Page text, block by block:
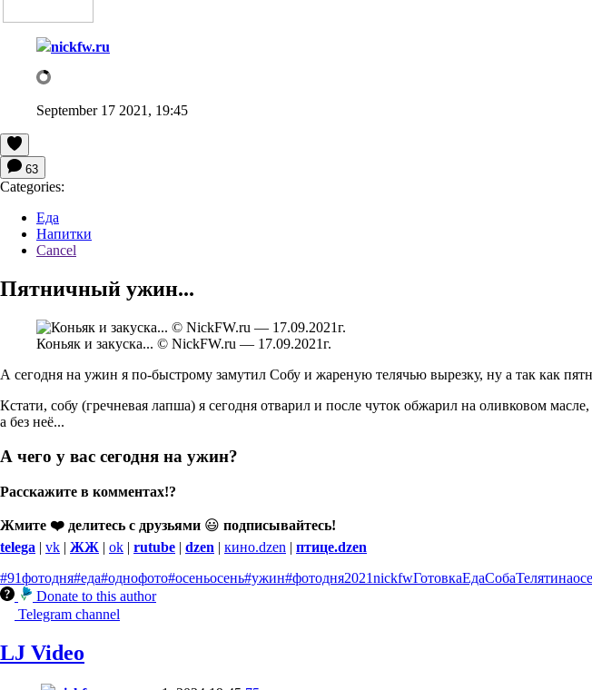
nickfw.ru
September 17 2021, 19:45
63
Categories:
Еда
Напитки
Cancel
Пятничный ужин...
Коньяк и закуска... © NickFW.ru — 17.09.2021г.
А сегодня на ужин я по-быстрому замутил Собу и жареную телячью вырезку, ну а так как
Кстати, собу (гречневая лапша) я сегодня отварил и после чуток обжарил на оливковом
а без неё...
А чего у вас сегодня на ужин?
Расскажите в комментах!?
Жмите ❤️ делитесь с друзьями 😃 подписывайтесь!
telega | vk | ЖЖ | ok | rutube | dzen | кино.dzen | птице.dzen
#91фотодня#еда#однофото#осеньосень#ужин#фотодня2021nickfwГотовкаЕдаСобаТелятина
Donate to this author
Telegram channel
LJ Video